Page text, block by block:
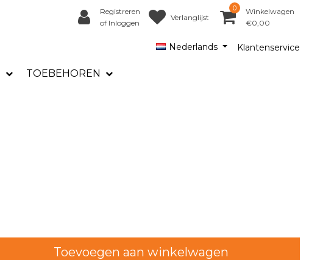
Registreren
of Inloggen
Verlanglijst
0
Winkelwagen
€0,00
Nederlands Klantenservice
TOEBEHOREN
Toevoegen aan winkelwagen